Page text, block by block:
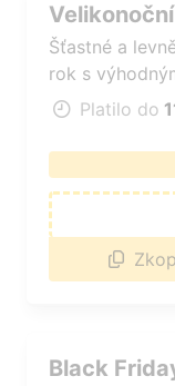
Šťastné a
rok s
skladem.
Platilo do
Black